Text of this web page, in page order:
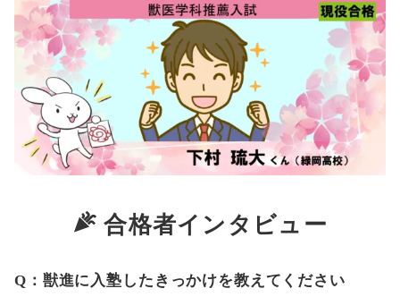
合格者インタビュー
Q：獣進に入塾したきっかけを教えてください